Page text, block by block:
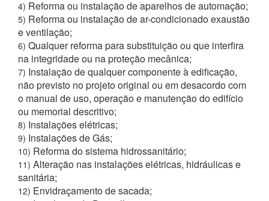
4) Reforma ou instalação de aparelhos de automação;
5) Reforma ou instalação de ar-condicionado exaustão
e ventilação;
6) Qualquer reforma para substituição ou que interfira
na integridade ou na proteção mecânica;
7) Instalação de qualquer componente à edificação,
não previsto no projeto original ou em desacordo com
o manual de uso, operação e manutenção do edifício
ou memorial descritivo;
8) Instalações elétricas;
9) Instalações de Gás;
10) Reforma do sistema hidrossanitário;
11) Alteração nas instalações elétricas, hidráulicas e
sanitária;
12) Envidraçamento de sacada;